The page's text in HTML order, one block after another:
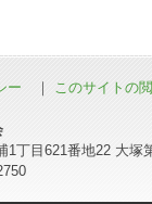
ー ｜ このサイトの
1丁目621番地22 大塚